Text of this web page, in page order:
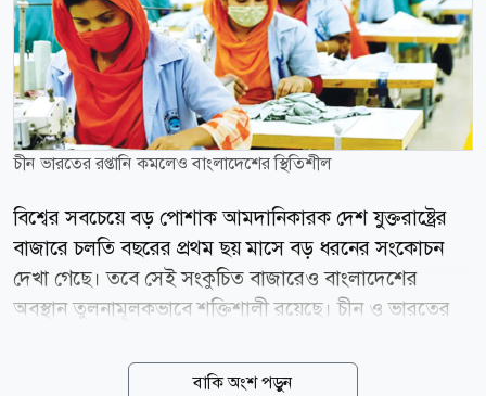
চীন ভারতের রপ্তানি কমলেও বাংলাদেশের স্থিতিশীল
বিশ্বের সবচেয়ে বড় পোশাক আমদানিকারক দেশ যুক্তরাষ্ট্রের
বাজারে চলতি বছরের প্রথম ছয় মাসে বড় ধরনের সংকোচন
দেখা গেছে। তবে সেই সংকুচিত বাজারেও বাংলাদেশের
অবস্থান তুলনামূলকভাবে শক্তিশালী রয়েছে। চীন ও ভারতের
কম। অন্যদিকে নতুন অর্ডার ও বাজার অংশীদারি বাড়িয়ে
বাকি অংশ পড়ুন